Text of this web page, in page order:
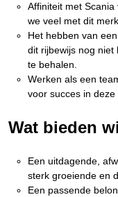
Affiniteit met
we veel met dit
Het hebben van
dit rijbewijs nog
te behalen.
Werken als een
voor succes in deze
Wat bieden
Een uitdagende,
sterk groeiende en
Een passende